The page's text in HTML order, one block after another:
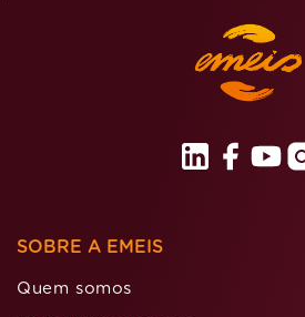
SOBRE A EMEIS
Quem somos